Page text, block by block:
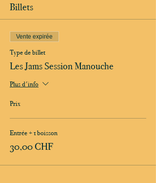
Billets
Vente expirée
Type de billet
Les Jams Session Manouche
Plus d'info
Prix
Entrée + 1 boisson
30,00 CHF